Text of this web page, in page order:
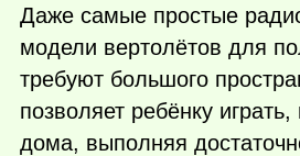
Даже самые простые
модели вертолётов для
требуют большого
позволяет ребёнку
дома, выполняя